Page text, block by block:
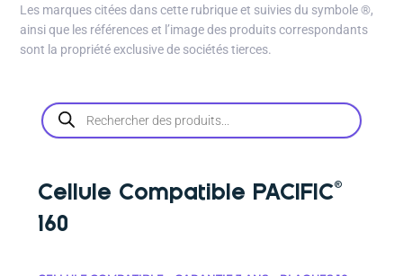
Les marques citées dans cette rubrique et suivies du symbole®,
ainsi que les références et l’image des produits correspondants
sont la propriété exclusive de sociétés tierces.
Recherche
de
produits
Cellule Compatible PACIFIC®
160